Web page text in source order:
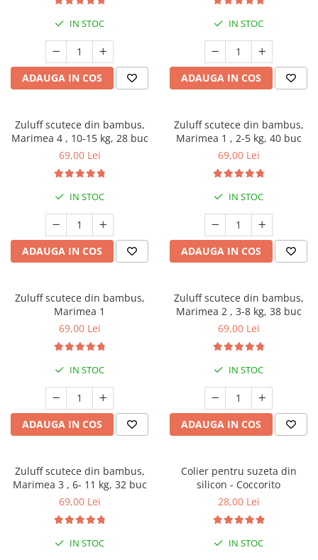
Sac de dormit pentru tranziție
Sac de dormit nou nascut Swaddle
MY CARRY POTTY
Chilotei de antrenament la olita
BABIATORS
IN STOC
ADAUGA IN COS
IN STOC
ADAUGA IN COS
Zuluff scutece din bambus,
Marimea 4 , 10-15 kg, 28 buc
69,00 Lei
IN STOC
ADAUGA IN COS
Zuluff scutece din bambus,
Marimea 1 , 2-5 kg, 40 buc
69,00 Lei
IN STOC
ADAUGA IN COS
Zuluff scutece din bambus,
Marimea 1
69,00 Lei
IN STOC
ADAUGA IN COS
Zuluff scutece din bambus,
Marimea 2 , 3-8 kg, 38 buc
69,00 Lei
IN STOC
ADAUGA IN COS
Zuluff scutece din bambus,
Marimea 3 , 6- 11 kg, 32 buc
69,00 Lei
IN STOC
Colier pentru suzeta din
silicon - Coccorito
28,00 Lei
IN STOC